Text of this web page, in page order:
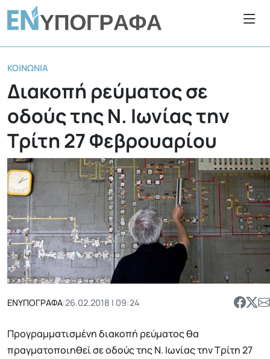
ΚΟΙΝΩΝΊΑ
Διακοπή ρεύματος σε
οδούς της Ν. Ιωνίας την
Τρίτη 27 Φεβρουαρίου
ΕΝΥΠΟΓΡΑΦΑ|26.02.2018 | 09:24
Προγραμματισμένη διακοπή ρεύματος θα
πραγματοποιηθεί σε οδούς της Ν. Ιωνίας την Τρίτη 27